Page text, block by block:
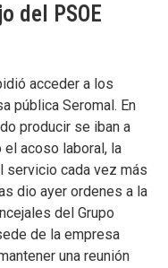
del PSOE
acceder a los
pública Seromal. En
producir se iban a
acoso laboral, la
servicio cada vez más
dio ayer ordenes a la
del Grupo
de la empresa
una reunión